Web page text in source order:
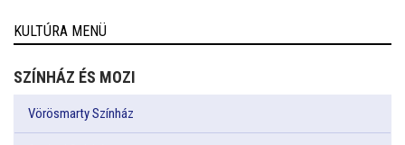
KULTÚRA MENÜ
SZÍNHÁZ ÉS MOZI
Vörösmarty Színház